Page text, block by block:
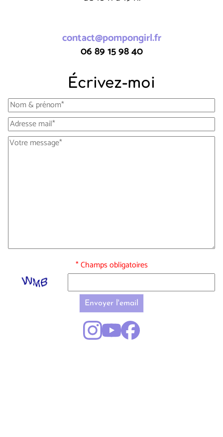
contact@pompongirl.fr
06 89 15 98 40
Écrivez-moi
* Champs obligatoires
Envoyer l'email